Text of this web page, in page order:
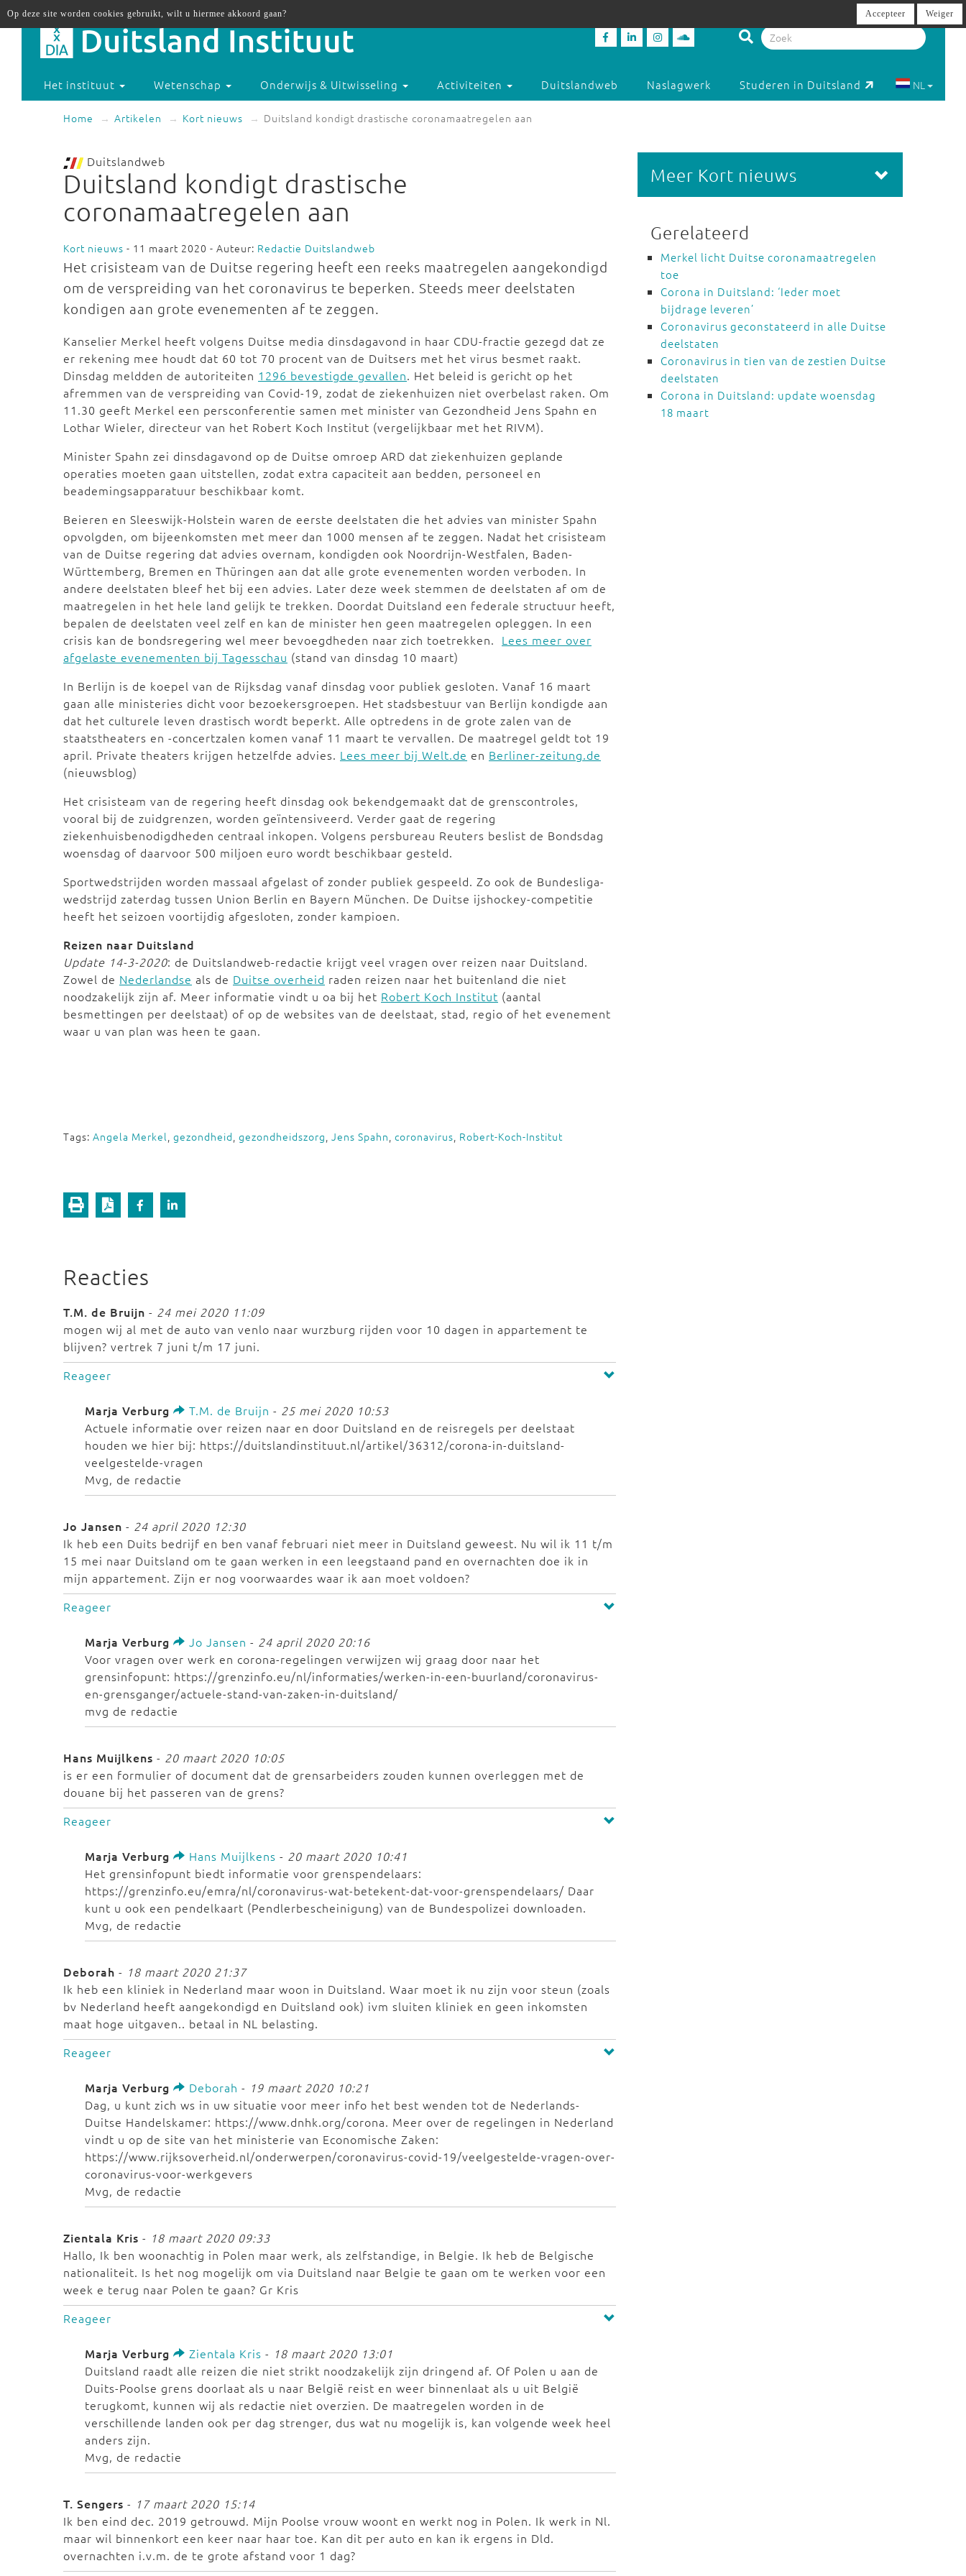
Het instituut Wetenschap Onderwijs & Uitwisseling Activiteiten Duitslandweb Naslagwerk Studeren in Duitsland NL
Home Artikelen Kort nieuws Duitsland kondigt drastische coronamaatregelen aan
Duitslandweb
Duitsland kondigt drastische
coronamaatregelen aan
Kort nieuws - 11 maart 2020 - Auteur: Redactie Duitslandweb
Het crisisteam van de Duitse regering heeft een reeks maatregelen aangekondigd
om de verspreiding van het coronavirus te beperken. Steeds meer deelstaten
kondigen aan grote evenementen af te zeggen.
Kanselier Merkel heeft volgens Duitse media dinsdagavond in haar CDU-fractie gezegd dat ze
er rekening mee houdt dat 60 tot 70 procent van de Duitsers met het virus besmet raakt.
Dinsdag meldden de autoriteiten 1296 bevestigde gevallen. Het beleid is gericht op het
afremmen van de verspreiding van Covid-19, zodat de ziekenhuizen niet overbelast raken. Om
11.30 geeft Merkel een persconferentie samen met minister van Gezondheid Jens Spahn en
Lothar Wieler, directeur van het Robert Koch Institut (vergelijkbaar met het RIVM).
Minister Spahn zei dinsdagavond op de Duitse omroep ARD dat ziekenhuizen geplande
operaties moeten gaan uitstellen, zodat extra capaciteit aan bedden, personeel en
beademingsapparatuur beschikbaar komt.
Beieren en Sleeswijk-Holstein waren de eerste deelstaten die het advies van minister Spahn
opvolgden, om bijeenkomsten met meer dan 1000 mensen af te zeggen. Nadat het crisisteam
van de Duitse regering dat advies overnam, kondigden ook Noordrijn-Westfalen, Baden-
Württemberg, Bremen en Thüringen aan dat alle grote evenementen worden verboden. In
andere deelstaten bleef het bij een advies. Later deze week stemmen de deelstaten af om de
maatregelen in het hele land gelijk te trekken. Doordat Duitsland een federale structuur heeft,
bepalen de deelstaten veel zelf en kan de minister hen geen maatregelen opleggen. In een
crisis kan de bondsregering wel meer bevoegdheden naar zich toetrekken. Lees meer over
afgelaste evenementen bij Tagesschau (stand van dinsdag 10 maart)
In Berlijn is de koepel van de Rijksdag vanaf dinsdag voor publiek gesloten. Vanaf 16 maart
gaan alle ministeries dicht voor bezoekersgroepen. Het stadsbestuur van Berlijn kondigde aan
dat het culturele leven drastisch wordt beperkt. Alle optredens in de grote zalen van de
staatstheaters en -concertzalen komen vanaf 11 maart te vervallen. De maatregel geldt tot 19
april. Private theaters krijgen hetzelfde advies. Lees meer bij Welt.de en Berliner-zeitung.de
(nieuwsblog)
Het crisisteam van de regering heeft dinsdag ook bekendgemaakt dat de grenscontroles,
vooral bij de zuidgrenzen, worden geïntensiveerd. Verder gaat de regering
ziekenhuisbenodigdheden centraal inkopen. Volgens persbureau Reuters beslist de Bondsdag
woensdag of daarvoor 500 miljoen euro wordt beschikbaar gesteld.
Sportwedstrijden worden massaal afgelast of zonder publiek gespeeld. Zo ook de Bundesliga-
wedstrijd zaterdag tussen Union Berlin en Bayern München. De Duitse ijshockey-competitie
heeft het seizoen voortijdig afgesloten, zonder kampioen.
Reizen naar Duitsland
Update 14-3-2020: de Duitslandweb-redactie krijgt veel vragen over reizen naar Duitsland.
Zowel de Nederlandse als de Duitse overheid raden reizen naar het buitenland die niet
noodzakelijk zijn af. Meer informatie vindt u oa bij het Robert Koch Institut (aantal
besmettingen per deelstaat) of op de websites van de deelstaat, stad, regio of het evenement
waar u van plan was heen te gaan.
Tags: Angela Merkel, gezondheid, gezondheidszorg, Jens Spahn, coronavirus, Robert-Koch-Institut
Reacties
T.M. de Bruijn - 24 mei 2020 11:09
mogen wij al met de auto van venlo naar wurzburg rijden voor 10 dagen in appartement te
blijven? vertrek 7 juni t/m 17 juni.
Reageer
Marja Verburg T.M. de Bruijn - 25 mei 2020 10:53
Actuele informatie over reizen naar en door Duitsland en de reisregels per deelstaat
houden we hier bij: https://duitslandinstituut.nl/artikel/36312/corona-in-duitsland-
veelgestelde-vragen
Mvg, de redactie
Jo Jansen - 24 april 2020 12:30
Ik heb een Duits bedrijf en ben vanaf februari niet meer in Duitsland geweest. Nu wil ik 11 t/m
15 mei naar Duitsland om te gaan werken in een leegstaand pand en overnachten doe ik in
mijn appartement. Zijn er nog voorwaardes waar ik aan moet voldoen?
Reageer
Marja Verburg Jo Jansen - 24 april 2020 20:16
Voor vragen over werk en corona-regelingen verwijzen wij graag door naar het
grensinfopunt: https://grenzinfo.eu/nl/informaties/werken-in-een-buurland/coronavirus-
en-grensganger/actuele-stand-van-zaken-in-duitsland/
mvg de redactie
Hans Muijlkens - 20 maart 2020 10:05
is er een formulier of document dat de grensarbeiders zouden kunnen overleggen met de
douane bij het passeren van de grens?
Reageer
Marja Verburg Hans Muijlkens - 20 maart 2020 10:41
Het grensinfopunt biedt informatie voor grenspendelaars:
https://grenzinfo.eu/emra/nl/coronavirus-wat-betekent-dat-voor-grenspendelaars/ Daar
kunt u ook een pendelkaart (Pendlerbescheinigung) van de Bundespolizei downloaden.
Mvg, de redactie
Deborah - 18 maart 2020 21:37
Ik heb een kliniek in Nederland maar woon in Duitsland. Waar moet ik nu zijn voor steun (zoals
bv Nederland heeft aangekondigd en Duitsland ook) ivm sluiten kliniek en geen inkomsten
maat hoge uitgaven.. betaal in NL belasting.
Reageer
Marja Verburg Deborah - 19 maart 2020 10:21
Dag, u kunt zich ws in uw situatie voor meer info het best wenden tot de Nederlands-
Duitse Handelskamer: https://www.dnhk.org/corona. Meer over de regelingen in Nederland
vindt u op de site van het ministerie van Economische Zaken:
https://www.rijksoverheid.nl/onderwerpen/coronavirus-covid-19/veelgestelde-vragen-over-
coronavirus-voor-werkgevers
Mvg, de redactie
Zientala Kris - 18 maart 2020 09:33
Hallo, Ik ben woonachtig in Polen maar werk, als zelfstandige, in Belgie. Ik heb de Belgische
nationaliteit. Is het nog mogelijk om via Duitsland naar Belgie te gaan om te werken voor een
week e terug naar Polen te gaan? Gr Kris
Reageer
Marja Verburg Zientala Kris - 18 maart 2020 13:01
Duitsland raadt alle reizen die niet strikt noodzakelijk zijn dringend af. Of Polen u aan de
Duits-Poolse grens doorlaat als u naar België reist en weer binnenlaat als u uit België
terugkomt, kunnen wij als redactie niet overzien. De maatregelen worden in de
verschillende landen ook per dag strenger, dus wat nu mogelijk is, kan volgende week heel
anders zijn.
Mvg, de redactie
T. Sengers - 17 maart 2020 15:14
Ik ben eind dec. 2019 getrouwd. Mijn Poolse vrouw woont en werkt nog in Polen. Ik werk in Nl.
maar wil binnenkort een keer naar haar toe. Kan dit per auto en kan ik ergens in Dld.
overnachten i.v.m. de te grote afstand voor 1 dag?
Meer Kort nieuws
Gerelateerd
Merkel licht Duitse coronamaatregelen
toe
Corona in Duitsland: ‘Ieder moet
bijdrage leveren’
Coronavirus geconstateerd in alle Duitse
deelstaten
Coronavirus in tien van de zestien Duitse
deelstaten
Corona in Duitsland: update woensdag
18 maart
Op deze site worden cookies gebruikt, wilt u hiermee akkoord gaan? Accepteer Weiger